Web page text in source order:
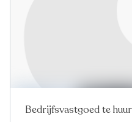
Bedrijfsvastgoed te huur